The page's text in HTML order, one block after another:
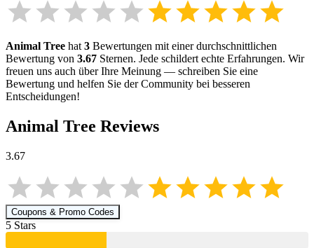
Animal Tree hat3 Bewertungen mit einer durchschnittlichen
Bewertung von 3.67 Sternen. Jede schildert echte Erfahrungen. Wir
freuen uns auch über Ihre Meinung — schreiben Sie eine
Bewertung und helfen Sie der Community bei besseren
Entscheidungen!
Animal Tree Reviews
3.67
Coupons & Promo Codes
5 Stars